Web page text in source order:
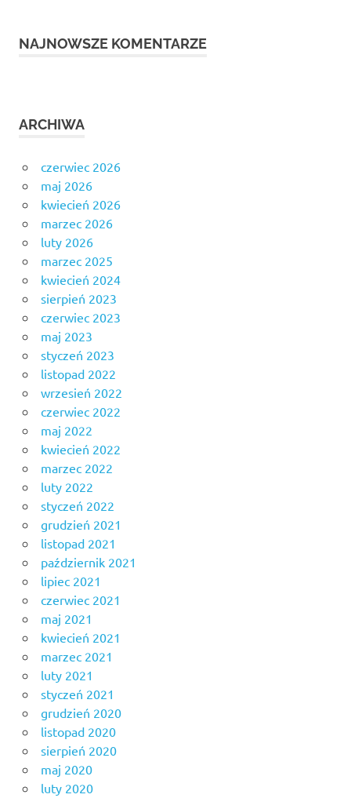
NAJNOWSZE KOMENTARZE
ARCHIWA
czerwiec 2026
maj 2026
kwiecień 2026
marzec 2026
luty 2026
marzec 2025
kwiecień 2024
sierpień 2023
czerwiec 2023
maj 2023
styczeń 2023
listopad 2022
wrzesień 2022
czerwiec 2022
maj 2022
kwiecień 2022
marzec 2022
luty 2022
styczeń 2022
grudzień 2021
listopad 2021
październik 2021
lipiec 2021
czerwiec 2021
maj 2021
kwiecień 2021
marzec 2021
luty 2021
styczeń 2021
grudzień 2020
listopad 2020
sierpień 2020
maj 2020
luty 2020